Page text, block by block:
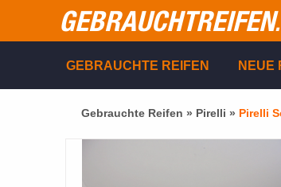
GEBRAUCHTREIFEN
GEBRAUCHTE REIFEN NEUE
Gebrauchte Reifen » Pirelli » Pirelli